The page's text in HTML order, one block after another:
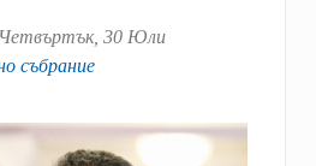
Четвъртък, 30 Юли
събрание